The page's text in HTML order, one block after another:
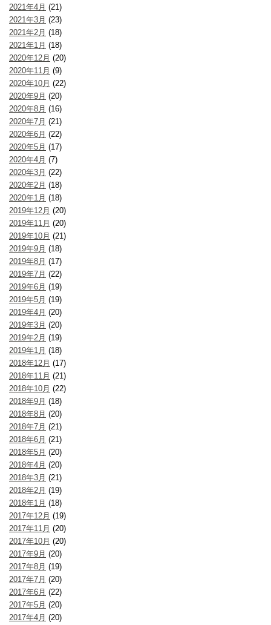
2021年4月 (21)
2021年3月 (23)
2021年2月 (18)
2021年1月 (18)
2020年12月 (20)
2020年11月 (9)
2020年10月 (22)
2020年9月 (20)
2020年8月 (16)
2020年7月 (21)
2020年6月 (22)
2020年5月 (17)
2020年4月 (7)
2020年3月 (22)
2020年2月 (18)
2020年1月 (18)
2019年12月 (20)
2019年11月 (20)
2019年10月 (21)
2019年9月 (18)
2019年8月 (17)
2019年7月 (22)
2019年6月 (19)
2019年5月 (19)
2019年4月 (20)
2019年3月 (20)
2019年2月 (19)
2019年1月 (18)
2018年12月 (17)
2018年11月 (21)
2018年10月 (22)
2018年9月 (18)
2018年8月 (20)
2018年7月 (21)
2018年6月 (21)
2018年5月 (20)
2018年4月 (20)
2018年3月 (21)
2018年2月 (19)
2018年1月 (18)
2017年12月 (19)
2017年11月 (20)
2017年10月 (20)
2017年9月 (20)
2017年8月 (19)
2017年7月 (20)
2017年6月 (22)
2017年5月 (20)
2017年4月 (20)